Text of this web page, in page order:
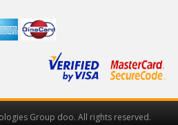
Group doo. All rights reserved.